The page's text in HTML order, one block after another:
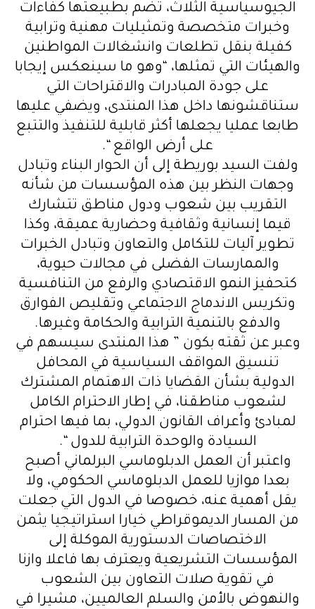
الجيوسياسية الثلاث، تضم بطبيعتها كفاءات
وخبرات متخصصة وتمثيليات مهنية وترابية
كفيلة بنقل تطلعات وانشغالات المواطنين
والهيئات التي تمثلها، “وهو ما سينعكس إيجابا
على جودة المبادرات والاقتراحات التي
ستناقشونها داخل هذا المنتدى، ويضفي عليها
طابعا عمليا يجعلها أكثر قابلية للتنفيذ والتتبع
على أرض الواقع “.
ولفت السيد بوريطة إلى أن الحوار البناء وتبادل
وجهات النظر بين هذه المؤسسات من شأنه
التقريب بين شعوب ودول مناطق تتشارك
قيما إنسانية وثقافية وحضارية عميقة، وكذا
تطوير آليات للتكامل والتعاون وتبادل الخبرات
والممارسات الفضلى في مجالات حيوية،
كتحفيز النمو الاقتصادي والرفع من التنافسية
وتكريس الاندماج الاجتماعي وتقليص الفوارق
والدفع بالتنمية الترابية والحكامة وغيرها.
وعبر عن ثقته بكون ” هذا المنتدى سيسهم في
تنسيق المواقف السياسية في المحافل
الدولية بشأن القضايا ذات الاهتمام المشترك
لشعوب مناطقنا، في إطار الاحترام الكامل
لمبادئ وأعراف القانون الدولي، بما فيها احترام
السيادة والوحدة الترابية للدول “.
واعتبر أن العمل الدبلوماسي البرلماني أصبح
بعدا موازيا للعمل الدبلوماسي الحكومي، ولا
يقل أهمية عنه، خصوصا في الدول التي جعلت
من المسار الديموقراطي خيارا استراتيجيا يثمن
الاختصاصات الدستورية الموكلة إلى
المؤسسات التشريعية ويعترف بها فاعلا وازنا
في تقوية صلات التعاون بين الشعوب
والنهوض بالأمن والسلم العالميين، مشيرا في